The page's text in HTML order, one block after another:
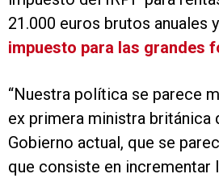
21.000 euros brutos anuales y
impuesto para las grandes
“Nuestra política se parece
ex primera ministra británica
Gobierno actual, que se
que consiste en incrementar